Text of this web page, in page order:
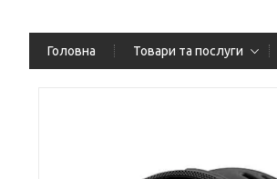
Головна Товари та послуги